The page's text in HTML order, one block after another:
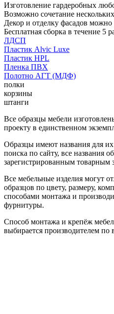
Изготовление гардеробных
Возможно сочетание
Декор и отделку фасадов
Бесплатная сборка в течение 5
ЛДСП
Пластик Alvic Luxe
Пластик HPL
Пленка ПВХ
Полотно АГТ (МДФ)
полки
корзины
штанги
Все образцы мебели
проекту в единственном
Образцы имеют названия для
поиска по сайту, все названия
зарегистрированным товарным
Все мебельные изделия могут
образцов по цвету, размеру,
способами монтажа и
фурнитуры.
Способ монтажа и крепёж
выбирается производителем